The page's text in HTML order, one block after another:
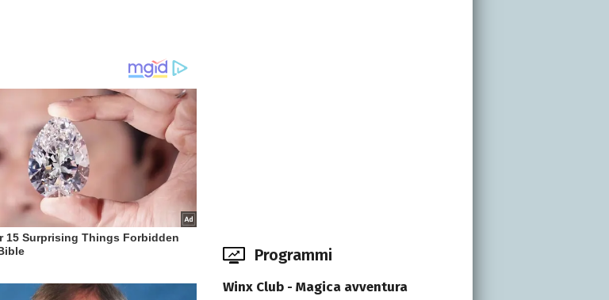
Programmi
Winx Club - Magica avventura